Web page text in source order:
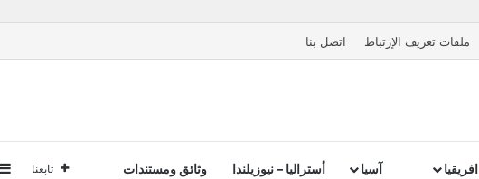
ملفات تعريف الإرتباط اتصل بنا
افريقيا آسيا أستراليا – نيوزيلندا وثائق ومستندات تابعنا